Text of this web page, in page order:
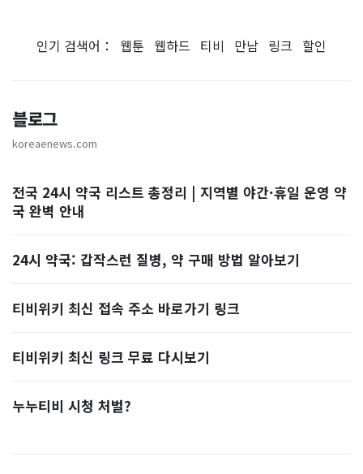
인기 검색어： 웹툰 웹하드 티비 만남 링크 할인
블로그
koreaenews.com
전국 24시 약국 리스트 총정리 | 지역별 야간·휴일 운영 약
국 완벽 안내
24시 약국: 갑작스런 질병, 약 구매 방법 알아보기
티비위키 최신 접속 주소 바로가기 링크
티비위키 최신 링크 무료 다시보기
누누티비 시청 처벌?